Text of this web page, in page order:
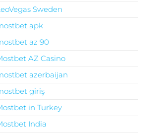
Sweden
apk
az 90
AZ Casino
azerbaijan
giriş
in Turkey
India